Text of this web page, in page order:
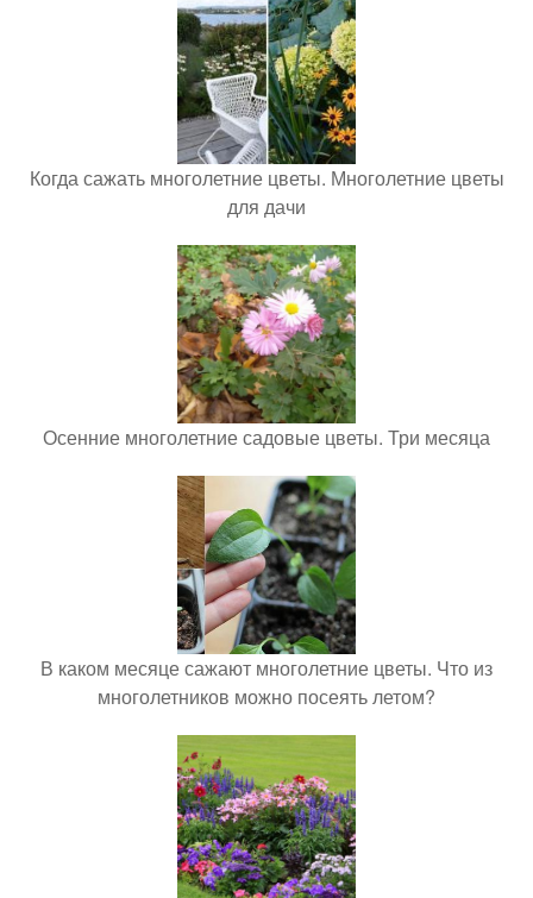
Когда сажать многолетние цветы. Многолетние цветы
для дачи
Осенние многолетние садовые цветы. Три месяца
В каком месяце сажают многолетние цветы. Что из
многолетников можно посеять летом?